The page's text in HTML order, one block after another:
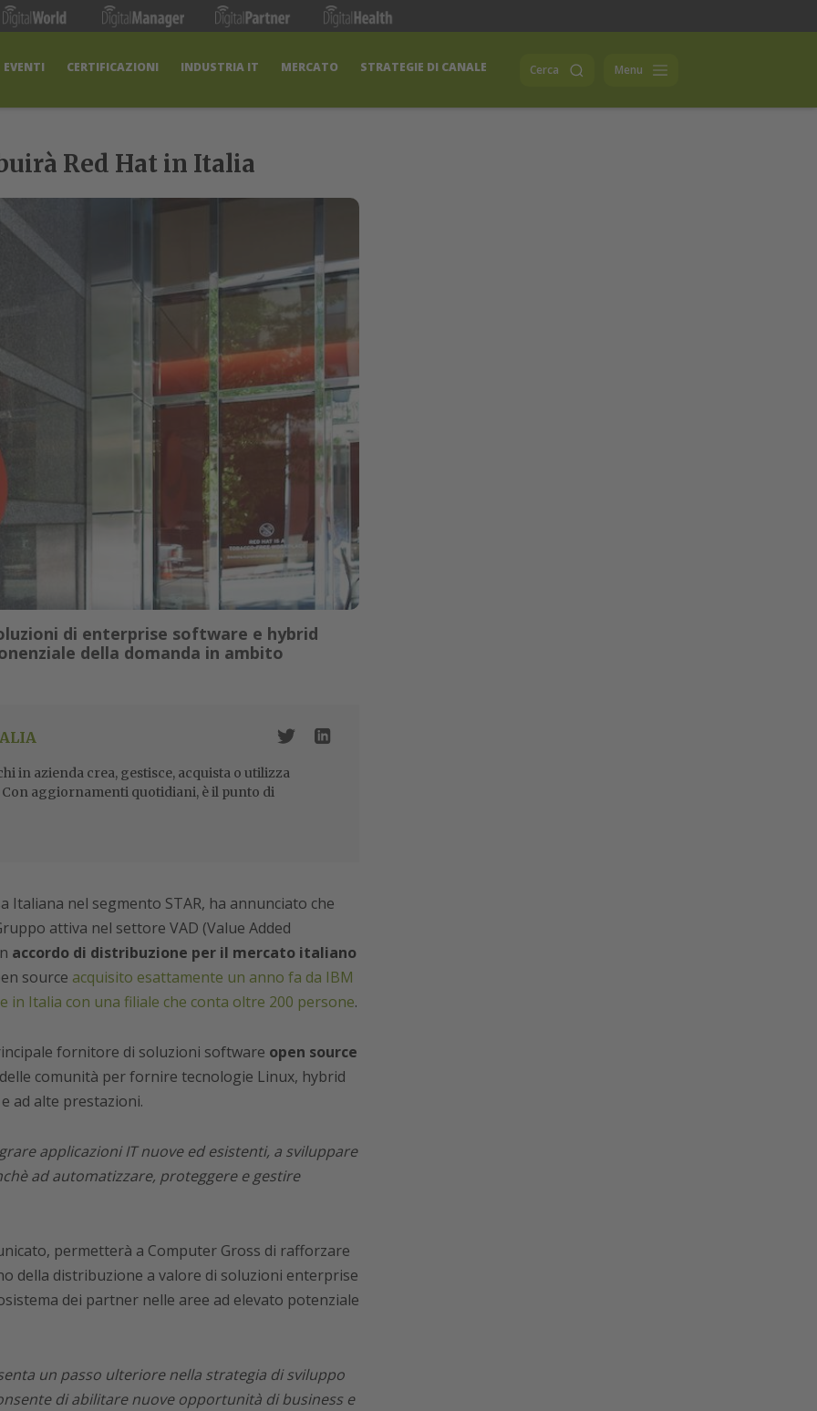
EVENTI CERTIFICAZIONI INDUSTRIA IT MERCATO STRATEGIE DI CANALE Cerca Menu
Red Hat in Italia
di enterprise software e hybrid
della domanda in ambito
in azienda crea, gestisce, acquista o utilizza
aggiornamenti quotidiani, è il punto di
Italiana nel segmento STAR, ha annunciato che
attiva nel settore VAD (Value Added
accordo di distribuzione per il mercato italiano
source acquisito esattamente un anno fa da IBM
in Italia con una filiale che conta oltre 200 persone.
fornitore di soluzioni software open source
comunità per fornire tecnologie Linux, hybrid
ad alte prestazioni.
applicazioni IT nuove ed esistenti, a sviluppare
ad automatizzare, proteggere e gestire
permetterà a Computer Gross di rafforzare
della distribuzione a valore di soluzioni enterprise
dei partner nelle aree ad elevato potenziale
un passo ulteriore nella strategia di sviluppo
di abilitare nuove opportunità di business e